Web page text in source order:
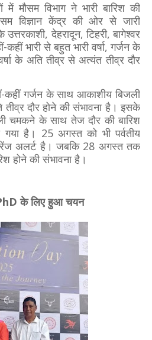
में मौसम विभाग ने भारी बारिश की
विज्ञान केंद्र की ओर से जारी
देहरादून, टिहरी, बागेश्वर
भारी से बहुत भारी वर्षा, गर्जन के
के अति तीव्र से अत्यंत तीव्र दौर
गर्जन के साथ आकाशीय बिजली
दौर होने की संभावना है। इसके
चमकने के साथ तेज दौर की बारिश
गया है। 25 अगस्त को भी पर्वतीय
अलर्ट है। जबकि 28 अगस्त तक
होने की संभावना है।
PhD के लिए हुआ चयन